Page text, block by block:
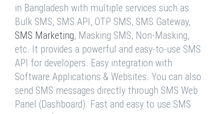
in Bangladesh with multiple services such as
Bulk SMS, SMS API, OTP SMS, SMS Gateway,
SMS Marketing, Masking SMS, Non-Masking,
etc. It provides a powerful and easy-to-use SMS
API for developers. Easy integration with
Software Applications & Websites. You can also
send SMS messages directly through SMS Web
Panel (Dashboard). Fast and easy to use SMS